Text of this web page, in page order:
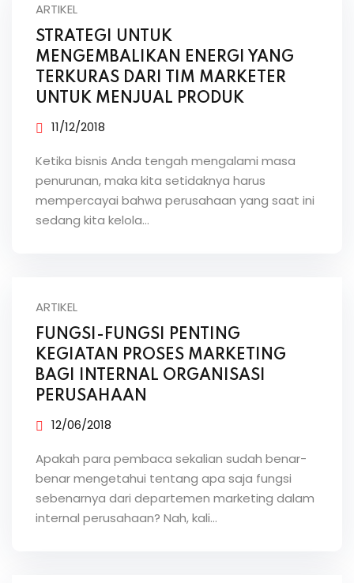
ARTIKEL
STRATEGI UNTUK
MENGEMBALIKAN ENERGI YANG
TERKURAS DARI TIM MARKETER
UNTUK MENJUAL PRODUK
11/12/2018
Ketika bisnis Anda tengah mengalami masa
penurunan, maka kita setidaknya harus
mempercayai bahwa perusahaan yang saat ini
sedang kita kelola…
ARTIKEL
FUNGSI-FUNGSI PENTING
KEGIATAN PROSES MARKETING
BAGI INTERNAL ORGANISASI
PERUSAHAAN
12/06/2018
Apakah para pembaca sekalian sudah benar-
benar mengetahui tentang apa saja fungsi
sebenarnya dari departemen marketing dalam
internal perusahaan? Nah, kali…